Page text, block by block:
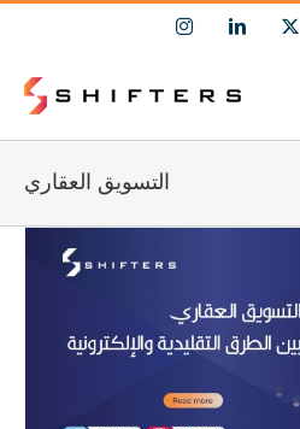
X
LinkedIn
Instagram
التسويق العقاري